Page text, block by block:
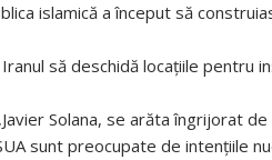
islamică a început să
să deschidă locaţiile pentru
Solana, se arăta îngrijorat
sunt preocupate de intenţiile